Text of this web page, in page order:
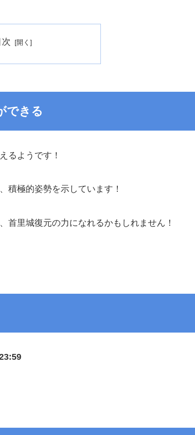
できる
るようです！
積極的姿勢を示しています！
首里城復元の力になれるかもしれません！